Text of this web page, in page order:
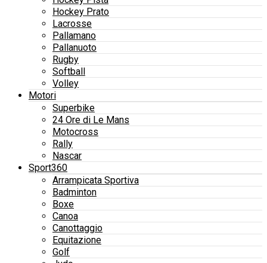
Hockey Prato
Lacrosse
Pallamano
Pallanuoto
Rugby
Softball
Volley
Motori
Superbike
24 Ore di Le Mans
Motocross
Rally
Nascar
Sport360
Arrampicata Sportiva
Badminton
Boxe
Canoa
Canottaggio
Equitazione
Golf